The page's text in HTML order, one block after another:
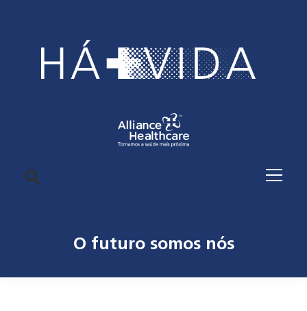
O futuro somos nós